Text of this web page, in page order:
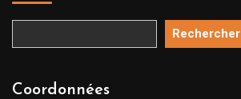
Rechercher
Coordonnées